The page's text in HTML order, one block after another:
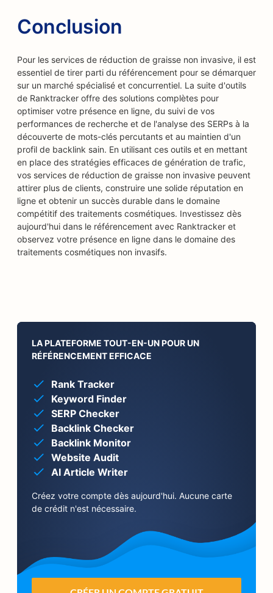
Conclusion
Pour les services de réduction de graisse non invasive, il est
essentiel de tirer parti du référencement pour se démarquer
sur un marché spécialisé et concurrentiel. La suite d'outils
de Ranktracker offre des solutions complètes pour
optimiser votre présence en ligne, du suivi de vos
performances de recherche et de l'analyse des SERPs à la
découverte de mots-clés percutants et au maintien d'un
profil de backlink sain. En utilisant ces outils et en mettant
en place des stratégies efficaces de génération de trafic,
vos services de réduction de graisse non invasive peuvent
attirer plus de clients, construire une solide réputation en
ligne et obtenir un succès durable dans le domaine
compétitif des traitements cosmétiques. Investissez dès
aujourd'hui dans le référencement avec Ranktracker et
observez votre présence en ligne dans le domaine des
traitements cosmétiques non invasifs.
LA PLATEFORME TOUT-EN-UN POUR UN
RÉFÉRENCEMENT EFFICACE
Rank Tracker
Keyword Finder
SERP Checker
Backlink Checker
Backlink Monitor
Website Audit
AI Article Writer
Créez votre compte dès aujourd'hui. Aucune carte
de crédit n'est nécessaire.